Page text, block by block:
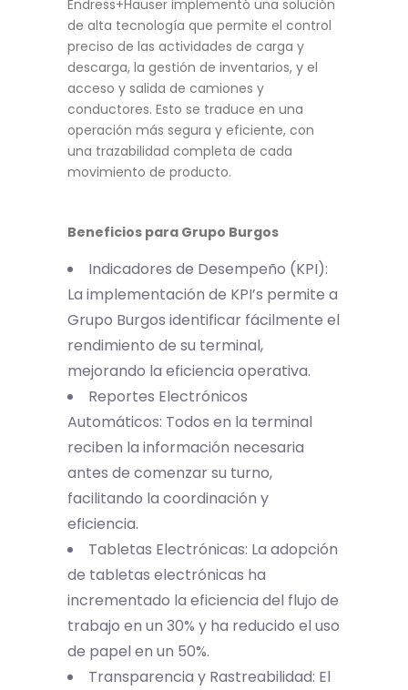
Endress+Hauser implementó una solución
de alta tecnología que permite el control
preciso de las actividades de carga y
descarga, la gestión de inventarios, y el
acceso y salida de camiones y
conductores. Esto se traduce en una
operación más segura y eficiente, con
una trazabilidad completa de cada
movimiento de producto.
Beneficios para Grupo Burgos
Indicadores de Desempeño (KPI):
La implementación de KPI’s permite a
Grupo Burgos identificar fácilmente el
rendimiento de su terminal,
mejorando la eficiencia operativa.
Reportes Electrónicos
Automáticos: Todos en la terminal
reciben la información necesaria
antes de comenzar su turno,
facilitando la coordinación y
eficiencia.
Tabletas Electrónicas: La adopción
de tabletas electrónicas ha
incrementado la eficiencia del flujo de
trabajo en un 30% y ha reducido el uso
de papel en un 50%.
Transparencia y Rastreabilidad: El